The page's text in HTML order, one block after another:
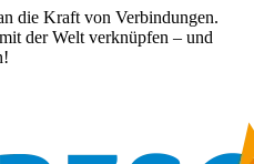
die Kraft von Verbindungen.
der Welt verknüpfen – und